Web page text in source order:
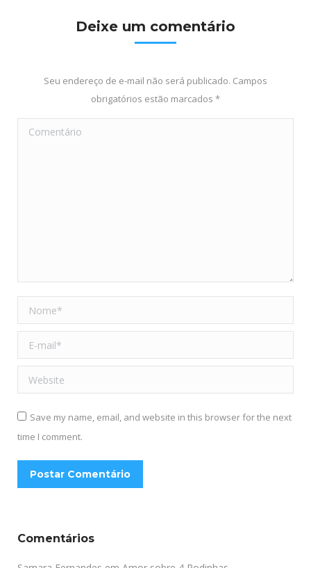
Deixe um comentário
Seu endereço de e-mail não será publicado. Campos
obrigatórios estão marcados *
Comentário
Nome *
E-mail *
Website
Save my name, email, and website in this browser for the next
time I comment.
Postar Comentário
Comentários